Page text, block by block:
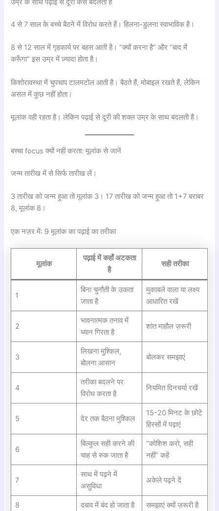
उम्र के साथ पढ़ाई से दूरी कैसे बदलती है
4 से 7 साल के बच्चे बैठने में विरोध करते हैं। हिलना-डुलना स्वाभाविक है।
8 से 12 साल में गृहकार्य पर बहस आती है। “क्यों करना है” और “बाद में
करूँगा” इस उम्र में ज़्यादा होता है।
किशोरावस्था में चुपचाप टालमटोल आती है। बैठते हैं, मोबाइल रखते हैं, लेकिन
असल में कुछ नहीं होता।
मूलांक वही रहता है। लेकिन पढ़ाई से दूरी की शक्ल उम्र के साथ बदलती है।
बच्चा focus क्यों नहीं करता: मूलांक से जानें
जन्म तारीख में से सिर्फ तारीख लें।
3 तारीख को जन्म हुआ तो मूलांक 3। 17 तारीख को जन्म हुआ तो 1+7 बराबर
8, मूलांक 8।
एक नज़र में: 9 मूलांक का पढ़ाई का तरीका
मूलांक
पढ़ाई में कहाँ अटकता
है
सही तरीका
1
बिना चुनौती के उकता
जाता है
मुकाबले वाला या लक्ष्य
आधारित रखें
2
भावनात्मक तनाव में
ध्यान गिरता है
शांत माहौल ज़रूरी
3
लिखना मुश्किल,
बोलना आसान
बोलकर समझाएं
4
तरीका बदलने पर
विरोध करता है
नियमित दिनचर्या रखें
5 देर तक बैठना मुश्किल
15-20 मिनट के छोटे
हिस्सों में पढ़ाएं
6
बिल्कुल सही करने की
चाह से रुक जाता है
“कोशिश करो, सही
नहीं” कहें
7
साथ में पढ़ने में
असुविधा
अकेले पढ़ने दें
8 दबाव में बंद हो जाता है समझाएं क्यों ज़रूरी है